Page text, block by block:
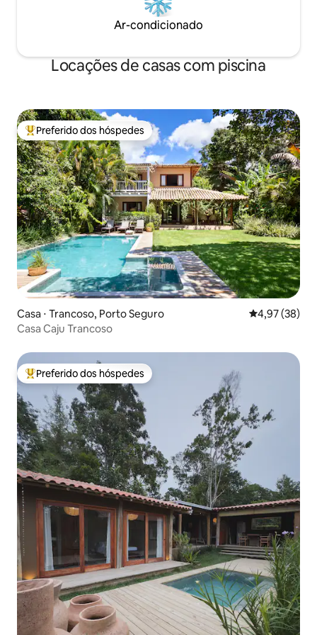
Ar-condicionado
Locações de casas com piscina
Entre os melhores preferidos dos hóspedes
Preferido dos hóspedes
Casa ⋅ Trancoso, Porto Seguro 4,97 de uma
4,97 (38)
Casa Caju Trancoso
Entre os melhores preferidos dos hóspedes
Preferido dos hóspedes